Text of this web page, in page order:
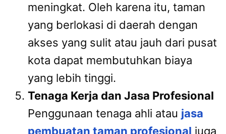
meningkat. Oleh karena itu, taman
yang berlokasi di daerah dengan
akses yang sulit atau jauh dari pusat
kota dapat membutuhkan biaya
yang lebih tinggi.
Tenaga Kerja dan Jasa Profesional
Penggunaan tenaga ahli atau jasa
pembuatan taman profesional juga